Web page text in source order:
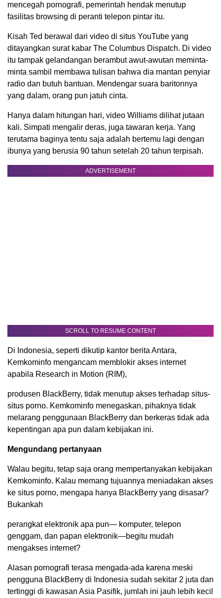
mencegah pornografi, pemerintah hendak menutup
fasilitas browsing di peranti telepon pintar itu.
Kisah Ted berawal dari video di situs YouTube yang
ditayangkan surat kabar The Columbus Dispatch. Di video
itu tampak gelandangan berambut awut-awutan meminta-
minta sambil membawa tulisan bahwa dia mantan penyiar
radio dan butuh bantuan. Mendengar suara baritonnya
yang dalam, orang pun jatuh cinta.
Hanya dalam hitungan hari, video Williams dilihat jutaan
kali. Simpati mengalir deras, juga tawaran kerja. Yang
terutama baginya tentu saja adalah bertemu lagi dengan
ibunya yang berusia 90 tahun setelah 20 tahun terpisah.
ADVERTISEMENT
SCROLL TO RESUME CONTENT
Di Indonesia, seperti dikutip kantor berita Antara,
Kemkominfo mengancam memblokir akses internet
apabila Research in Motion (RIM),
produsen BlackBerry, tidak menutup akses terhadap situs-
situs porno. Kemkominfo menegaskan, pihaknya tidak
melarang penggunaan BlackBerry dan berkeras tidak ada
kepentingan apa pun dalam kebijakan ini.
Mengundang pertanyaan
Walau begitu, tetap saja orang mempertanyakan kebijakan
Kemkominfo. Kalau memang tujuannya meniadakan akses
ke situs porno, mengapa hanya BlackBerry yang disasar?
Bukankah
perangkat elektronik apa pun— komputer, telepon
genggam, dan papan elektronik—begitu mudah
mengakses internet?
Alasan pornografi terasa mengada-ada karena meski
pengguna BlackBerry di Indonesia sudah sekitar 2 juta dan
tertinggi di kawasan Asia Pasifik, jumlah ini jauh lebih kecil